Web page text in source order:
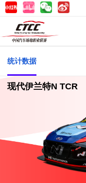
统计数据
现代伊兰特N TCR